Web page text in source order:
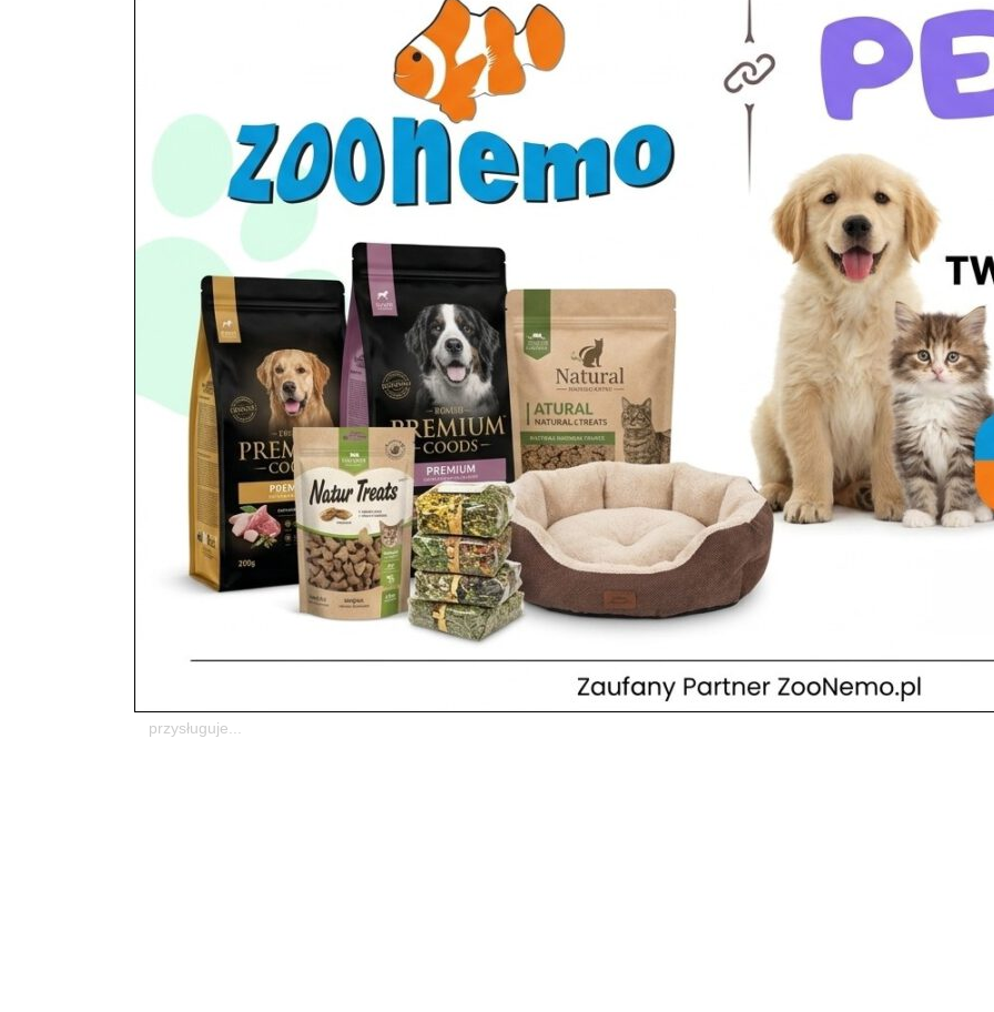
Ruszamy z ekstra promocją!
lip 27, 2019|Promocje, Z życia sklepu
54? Wraz z firmą Tropical organizujemy program lojalnościowy, podczas którego do zdobycia jest książka „Psi Geniusz” ?
każde 50 złotych przeznaczonych na zakup produktów marki Tropidog otrzymacie jedną naklejkę. Za uzbieranie 5
przysługuje...